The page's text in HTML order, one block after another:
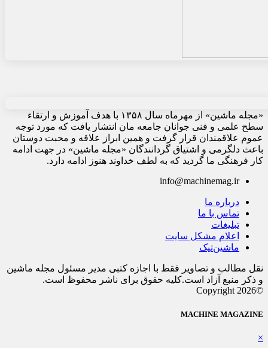
«مجله ماشین» از مهرماه سال ۱۳۵۸ با هدف آموزش و ارتقاء
سطح علمی و فنی جوانان جامعه مان انتشار یافت که مورد توجه
عموم علاقمندان قرار گرفت و همین ابراز علاقه و محبت دوستان
باعث دلگرمی و اشتیاق گردانندگان «مجله ماشین» در جهت ادامه
کار فرهنگی ما گردید که به لطف خداوند هنوز ادامه دارد.
info@machinemag.ir
درباره ما
تماس با ما
تبلیغات
اعلام مشکل سایت
ماشین‌تیک
نقل مطالب و تصاویر فقط با اجازه کتبی مدیر مسئول مجله ماشین
و ذکر منبع آزاد است.کلیه حقوق برای ناشر محفوظ است.
©Copyright 2026
MACHINE MAGAZINE
×